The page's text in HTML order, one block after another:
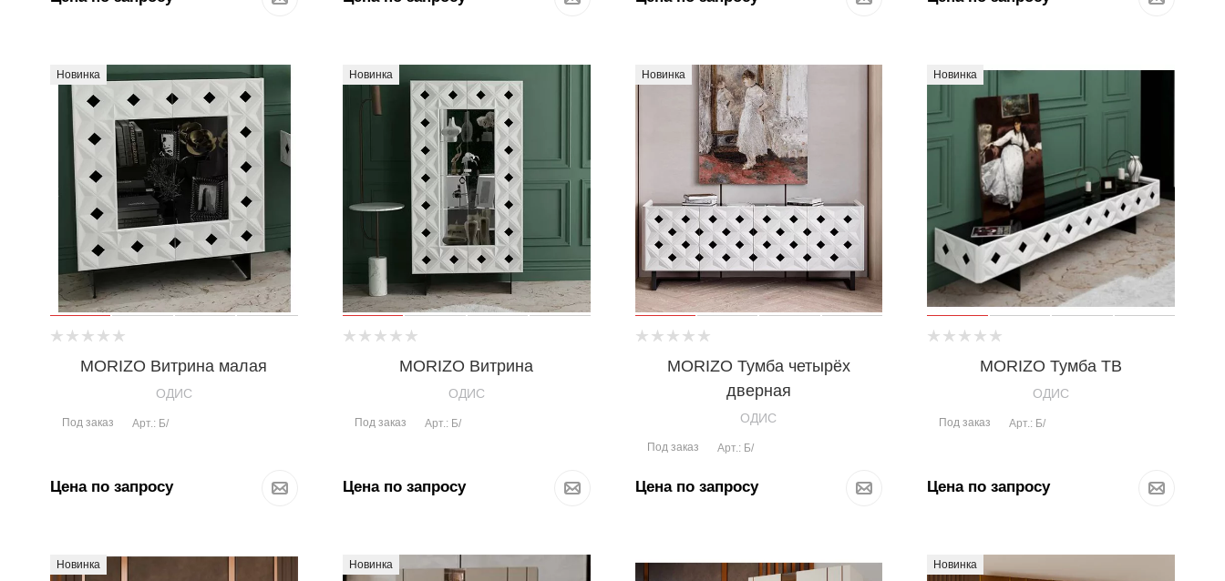
Новинка
MORIZO Витрина малая
OДИС
Под заказ Арт.: Б/
Цена по запросу
Новинка
MORIZO Витрина
OДИС
Под заказ Арт.: Б/
Цена по запросу
Новинка
MORIZO Тумба четырёх
дверная
OДИС
Под заказ Арт.: Б/
Цена по запросу
Новинка
MORIZO Тумба ТВ
OДИС
Под заказ Арт.: Б/
Цена по запросу
Новинка Новинка Новинка